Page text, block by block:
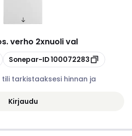
verho 2xnuoli val
Kopioi
Sonepar-ID100072283
tarkistaaksesi hinnan ja
Kirjaudu